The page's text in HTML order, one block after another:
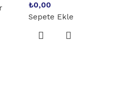
₺0,00
Sepete Ekle